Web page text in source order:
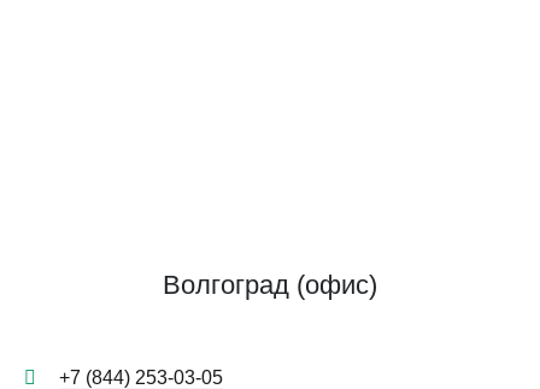
Волгоград (офис)
+7 (844) 253-03-05